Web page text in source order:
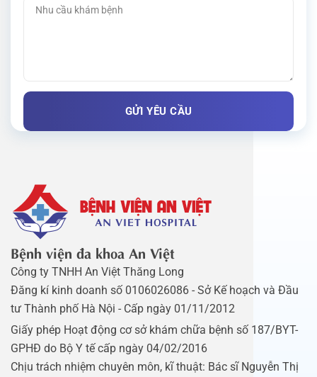
Bệnh viện đa khoa An Việt
Công ty TNHH An Việt Thăng Long
Đăng kí kinh doanh số 0106026086 - Sở Kế hoạch và Đầu
tư Thành phố Hà Nội - Cấp ngày 01/11/2012
Giấy phép Hoạt động cơ sở khám chữa bệnh số 187/BYT-
GPHĐ do Bộ Y tế cấp ngày 04/02/2016
Chịu trách nhiệm chuyên môn, kĩ thuật: Bác sĩ Nguyễn Thị